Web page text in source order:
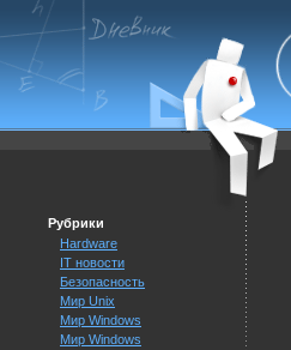
Рубрики
Hardware
IT новости
Безопасность
Мир Unix
Мир Windows
Мир Windows